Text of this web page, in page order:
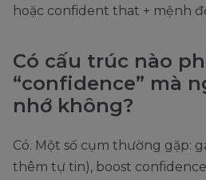
hoặc confident that + mệnh
Có cấu trúc nào
“confidence” mà
nhớ không?
Có. Một số cụm thường gặp:
thêm tự tin), boost